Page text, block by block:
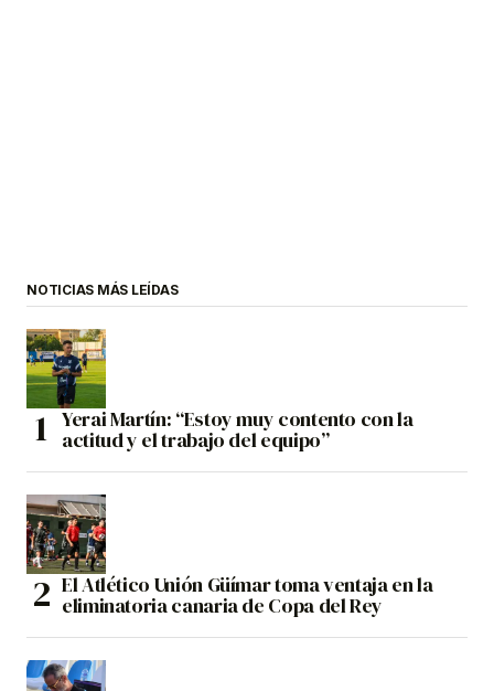
NOTICIAS MÁS LEÍDAS
Yerai Martín: “Estoy muy contento con la
actitud y el trabajo del equipo”
El Atlético Unión Güímar toma ventaja en la
eliminatoria canaria de Copa del Rey